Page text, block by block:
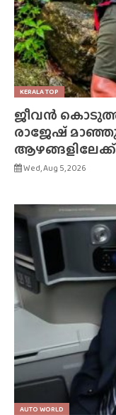
KERALA TOP
ജീവൻ
രാജേഷ്
ആഴങ്ങളിലേക്ക്
Wed, Aug 5, 2026
AUTO WORLD